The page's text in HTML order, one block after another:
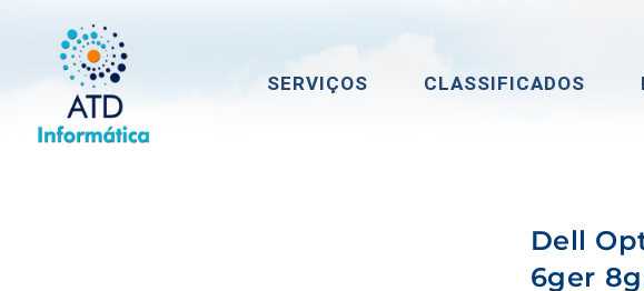
SERVIÇOS CLASSIFICADOS
Dell
6ger